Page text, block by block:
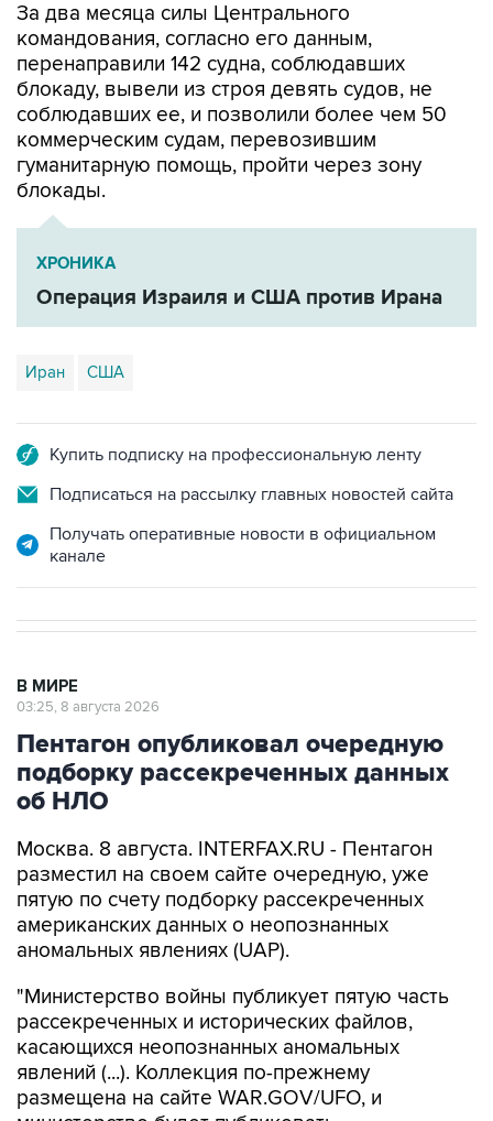
За два месяца силы Центрального
командования, согласно его данным,
перенаправили 142 судна, соблюдавших
блокаду, вывели из строя девять судов, не
соблюдавших ее, и позволили более чем 50
коммерческим судам, перевозившим
гуманитарную помощь, пройти через зону
блокады.
ХРОНИКА
Операция Израиля и США против Ирана
Иран США
Купить подписку на профессиональную ленту
Подписаться на рассылку главных новостей сайта
Получать оперативные новости в официальном
канале
В МИРЕ
03:25, 8 августа 2026
Пентагон опубликовал очередную
подборку рассекреченных данных
об НЛО
Москва. 8 августа. INTERFAX.RU - Пентагон
разместил на своем сайте очередную, уже
пятую по счету подборку рассекреченных
американских данных о неопознанных
аномальных явлениях (UAP).
"Министерство войны публикует пятую часть
рассекреченных и исторических файлов,
касающихся неопознанных аномальных
явлений (...). Коллекция по-прежнему
размещена на сайте WAR.GOV/UFO, и